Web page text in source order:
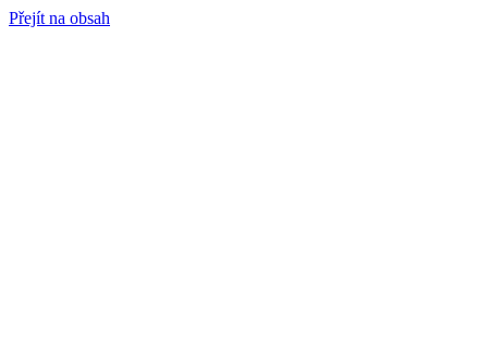
Přejít na obsah